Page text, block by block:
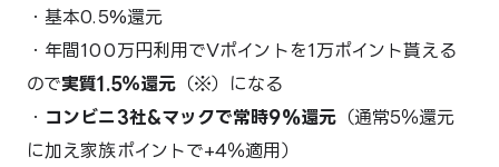
・基本0.5%還元
・年間100万円利用でVポイントを1万ポイント貰える
ので実質1.5％還元 （※）になる
・ コンビニ3社&マックで常時9%還元（通常5％還元
に加え家族ポイントで+4％適用）